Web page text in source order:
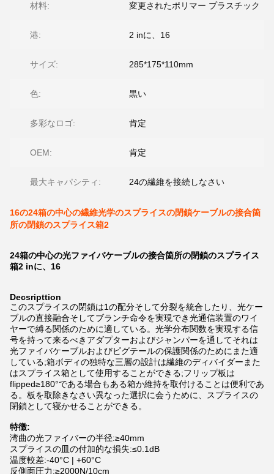
材料: 変更されたポリマー プラスチック
港: 2 inに、16
サイズ: 285*175*110mm
色: 黒い
多彩なロゴ: 肯定
OEM: 肯定
最大キャパシティ: 24の繊維を接続しなさい
16の24箱の中心の繊維光学のスプライスの閉鎖ケーブルの接合箇
所の閉鎖のスプライス箱2
24箱の中心の光ファイバケーブルの接合箇所の閉鎖のスプライス
箱2 inに、16
Decsripttion
このスプライスの閉鎖は1の配分そして分裂を統合したり、光ケー
ブルの直接融合そしてブランチ命令を実現でき光通信装置のワイ
ヤーで縛る関係のために適している。光学分布関数を実現する信
号を持って来るべきアダプターおよびジャンパーを通してそれは
光ファイバケーブルおよびピグテールの保護関係のためにまた適
している;箱ボディの独特な三層の設計は繊維のディバイダーまた
はスプライス箱として使用することができる;フリップ板は
flipped≥180°である場合もある箱か維持を取付けることは便利であ
る。板を取除きなさい異なった選択に会うために、スプライスの
閉鎖として寝かせることができる。
特徴:
湾曲の光ファイバーの半径:≥40mm
スプライスの皿の付加的な損失:≤0.1dB
温度較差:-40°C | +60°C
反側面圧力:≥2000N/10cm